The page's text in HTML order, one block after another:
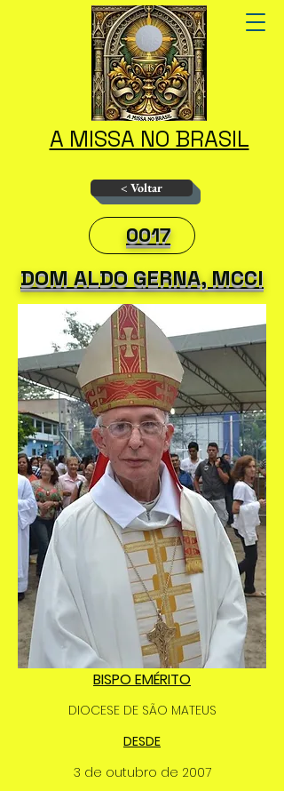
A MISSA NO BRASIL
< Voltar
0017
DOM ALDO GERNA, MCCI
BISPO EMÉRITO
DIOCESE DE SÃO MATEUS
DESDE
3 de outubro de 2007